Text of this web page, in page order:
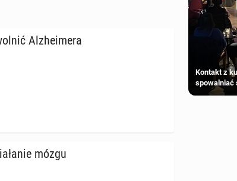
Al­zhe­ime­ra
mózgu
Kontakt z
spowalniać